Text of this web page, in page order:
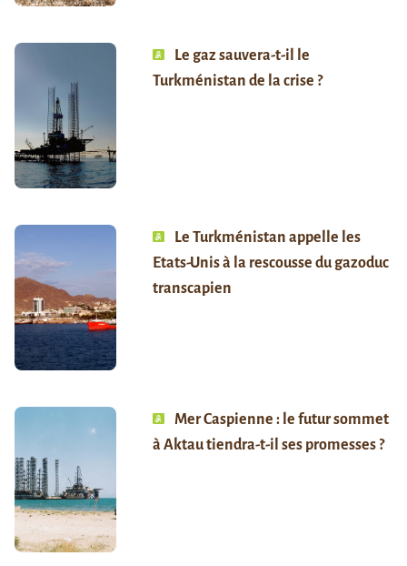
Le gaz sauvera-t-il le
Turkménistan de la crise ?
Le Turkménistan appelle les
Etats-Unis à la rescousse du gazoduc
transcapien
Mer Caspienne : le futur sommet
à Aktau tiendra-t-il ses promesses ?